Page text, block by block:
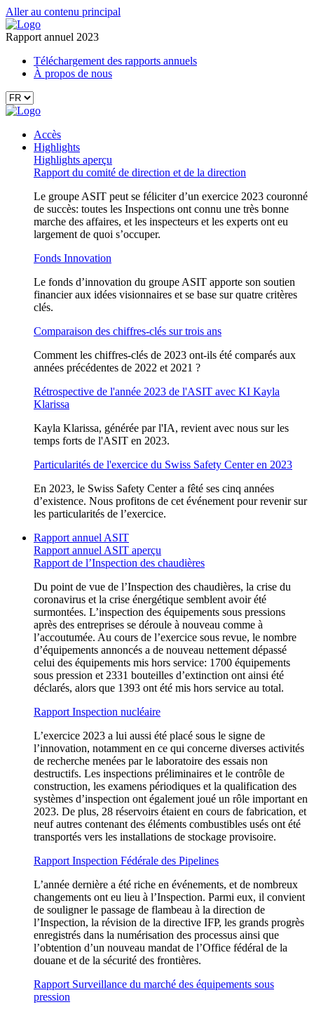
Aller au contenu principal
Rapport annuel 2023
Téléchargement des rapports annuels
À propos de nous
Accès
Highlights
Highlights aperçu
Rapport du comité de direction et de la direction
Le groupe ASIT peut se féliciter d’un exercice 2023 couronné
de succès: toutes les Inspections ont connu une très bonne
marche des affaires, et les inspecteurs et les experts ont eu
largement de quoi s’occuper.
Fonds Innovation
Le fonds d’innovation du groupe ASIT apporte son soutien
financier aux idées visionnaires et se base sur quatre critères
clés.
Comparaison des chiffres-clés sur trois ans
Comment les chiffres-clés de 2023 ont-ils été comparés aux
années précédentes de 2022 et 2021 ?
Rétrospective de l'année 2023 de l'ASIT avec KI Kayla
Klarissa
Kayla Klarissa, générée par l'IA, revient avec nous sur les
temps forts de l'ASIT en 2023.
Particularités de l'exercice du Swiss Safety Center en 2023
En 2023, le Swiss Safety Center a fêté ses cinq années
d’existence. Nous profitons de cet événement pour revenir sur
les particularités de l’exercice.
Rapport annuel ASIT
Rapport annuel ASIT aperçu
Rapport de l’Inspection des chaudières
Du point de vue de l’Inspection des chaudières, la crise du
coronavirus et la crise énergétique semblent avoir été
surmontées. L’inspection des équipements sous pressions
après des entreprises se déroule à nouveau comme à
l’accoutumée. Au cours de l’exercice sous revue, le nombre
d’équipements annoncés a de nouveau nettement dépassé
celui des équipements mis hors service: 1700 équipements
sous pression et 2331 bouteilles d’extinction ont ainsi été
déclarés, alors que 1393 ont été mis hors service au total.
Rapport Inspection nucléaire
L’exercice 2023 a lui aussi été placé sous le signe de
l’innovation, notamment en ce qui concerne diverses activités
de recherche menées par le laboratoire des essais non
destructifs. Les inspections préliminaires et le contrôle de
construction, les examens périodiques et la qualification des
systèmes d’inspection ont également joué un rôle important en
2023. De plus, 28 réservoirs étaient en cours de fabrication, et
neuf autres contenant des éléments combustibles usés ont été
transportés vers les installations de stockage provisoire.
Rapport Inspection Fédérale des Pipelines
L’année dernière a été riche en événements, et de nombreux
changements ont eu lieu à l’Inspection. Parmi eux, il convient
de souligner le passage de flambeau à la direction de
l’Inspection, la révision de la directive IFP, les grands progrès
enregistrés dans la numérisation des processus ainsi que
l’obtention d’un nouveau mandat de l’Office fédéral de la
douane et de la sécurité des frontières.
Rapport Surveillance du marché des équipements sous
pression